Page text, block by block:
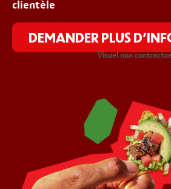
clientèle
DEMANDER PLUS
Visuel non contractuel